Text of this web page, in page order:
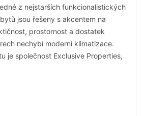
z nejstarších funkcionalistických
jsou řešeny s akcentem na
prostornost a dostatek
nechybí moderní klimatizace.
je společnost Exclusive Properties,